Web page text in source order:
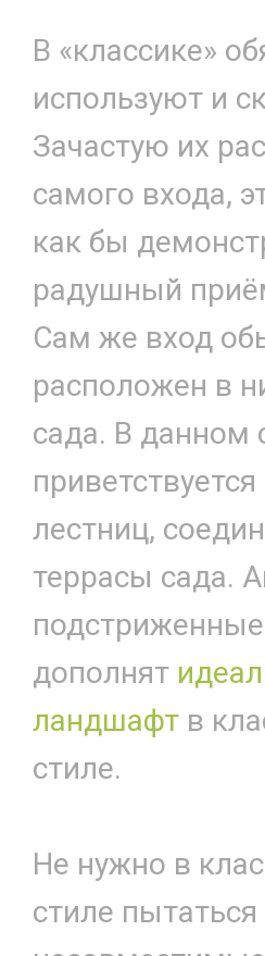
В «классике»
используют и
Зачастую их
самого входа,
как бы
радушный
Сам же вход
расположен в
сада. В данном
лестниц,
террасы сада.
дополнят
ландшафт в
стиле.
Не нужно в
стиле